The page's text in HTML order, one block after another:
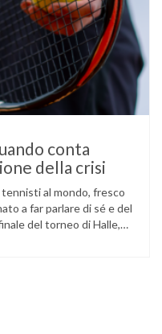
conta
della crisi
al mondo, fresco
a far parlare di sé e del
del torneo di Halle,